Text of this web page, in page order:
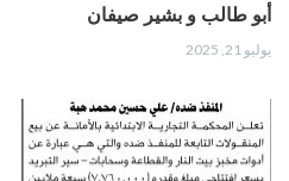
أبو طالب و بشير صيفان
يوليو 21, 2025